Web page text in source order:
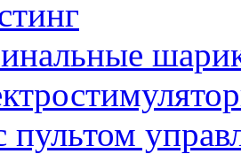
пультом